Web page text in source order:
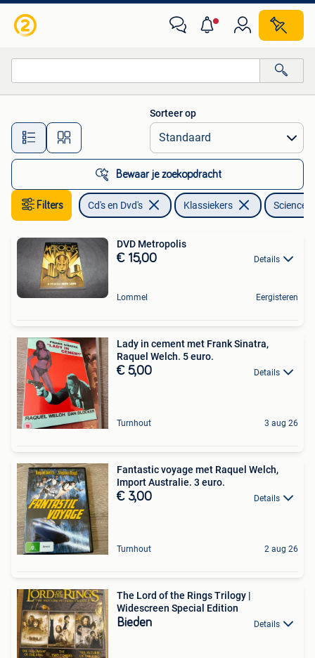
Alle afstanden…
Sorteer op
Bewaar je zoekopdracht
Filters Cd's en Dvd's Klassiekers Science
DVD Metropolis
€ 15,00 Details
Lommel Eergisteren
Lady in cement met Frank Sinatra,
Raquel Welch. 5 euro.
€ 5,00 Details
Turnhout 3 aug 26
Fantastic voyage met Raquel Welch,
Import Australie. 3 euro.
€ 3,00 Details
Turnhout 2 aug 26
The Lord of the Rings Trilogy |
Widescreen Special Edition
Bieden Details